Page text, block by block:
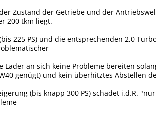
Zustand der Getriebe und der
200 tkm liegt.
225 PS) und die entsprechenden 2,0
Lader an sich keine Probleme bereiten
genügt) und kein überhitztes Abstellen
(bis knapp 300 PS) schadet i.d.R.